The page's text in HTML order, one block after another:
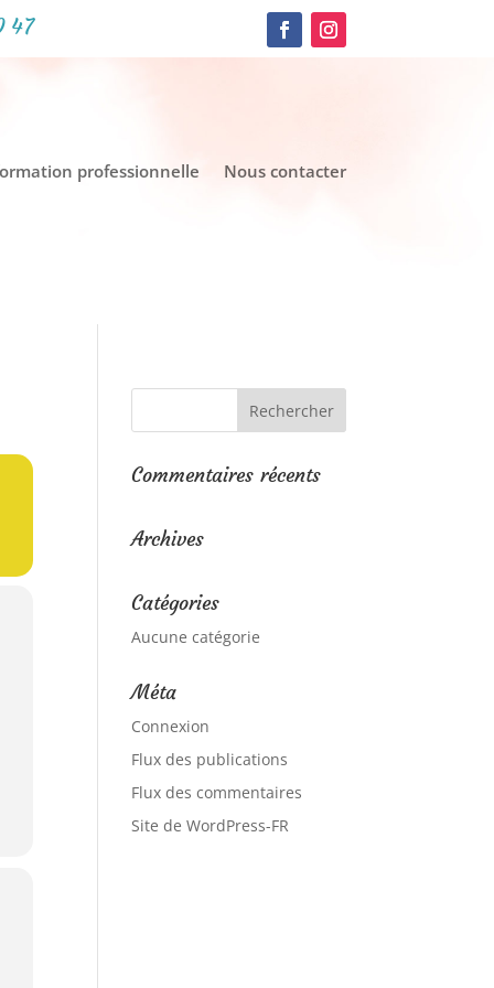
47
professionnelle Nous contacter
Commentaires récents
Archives
Catégories
Aucune catégorie
Méta
Connexion
Flux des publications
Flux des commentaires
Site de WordPress-FR